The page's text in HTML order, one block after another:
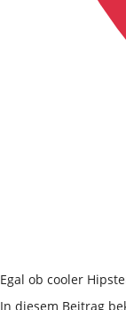
Egal ob cooler
In diesem Beitrag